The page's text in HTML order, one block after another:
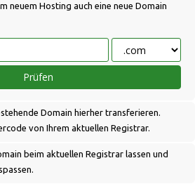
neuem Hosting auch eine neue Domain
Prüfen
Domain hierher transferieren.
von Ihrem aktuellen Registrar.
beim aktuellen Registrar lassen und